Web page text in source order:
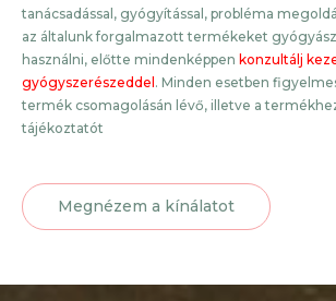
tanácsadással, gyógyítással, probléma
az általunk forgalmazott termékeket
használni, előtte mindenképpen konzultálj
gyógyszerészeddel. Minden esetben
termék csomagolásán lévő, illetve a
tájékoztatót
Megnézem a kínálatot